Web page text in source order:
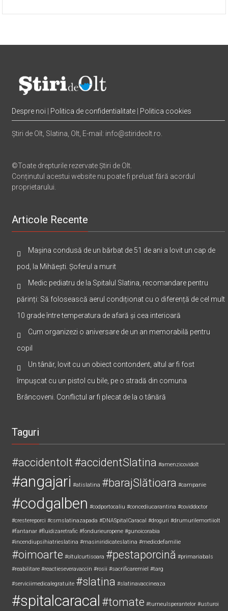
Despre noi Politica de confidentialitate Politica cookies
Știri de Olt, Slatina, Olt, E-mail: info@stirideolt.ro.
©Toate drepturile rezervate Știri de Olt.
Conținutul acestui website nu poate fi preluat fără acordul
proprietarului.
Articole Recente
Mașina condusă de un bărbat de 51 de ani a lovit un cap de
pod, la Mihăești. Șoferul a murit
Medic pediatru de la Spitalul Slatina, recomandare pentru
părinți: Să folosească aerul condiționat cu o diferență de cel mult
10 grade între temperatura de afară și cea interioară
Cum organizezi o aniversare de un an memorabilă pentru
copil
Un tânăr, lovit cu un obiect contondent, altul ar fi fost
împușcat cu un pistol cu bile, pe o stradă din comuna
Brâncoveni. Conflictul ar fi plecat de la o tânără
Taguri
#accidentolt #accidentSlatina #amenzicovidolt
#angajari #atislatina #barajSlătioara #campanie
#codgalben #codportocaliu #concediucarantina #coviddoctor
#crestereporci #csmslatinazapada #DNASpitalCaracal #droguri #drumurilemortiiolt
#fantanar #fluidizaretrafic #fondurieuropene #gunoicorabia
#incendiupsihiatrieslatina #masiniridicateslatina #medicdefamilie
#oimoarte #oltulcurtisoara #pestaporcină #primariabals
#reabilitare #reactieseveravaccin #rosii #sacrificaremiel #targ
#serviciimedicalegratuite #slatina #slatinavaccineaza
#spitalcaracal #tomate #turneulsperantelor #usturoi